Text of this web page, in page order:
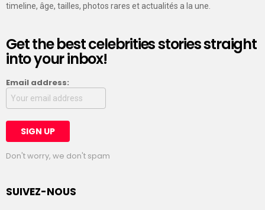
timeline, âge, tailles, photos rares et actualités a la une.
Get the best celebrities stories straight
into your inbox!
Email address:
Don't worry, we don't spam
SUIVEZ-NOUS